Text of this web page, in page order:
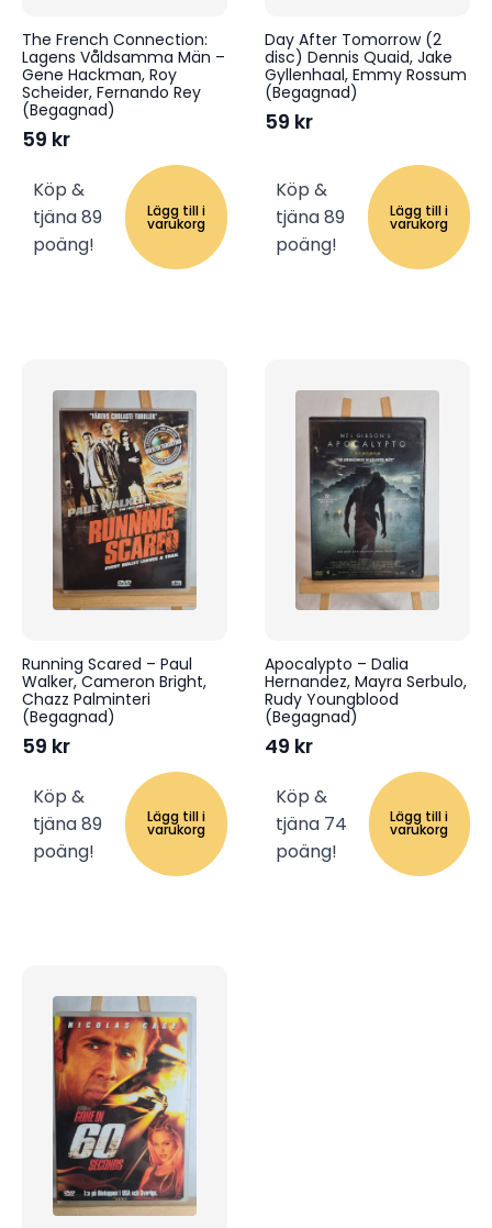
The French Connection:
Lagens Våldsamma Män –
Gene Hackman, Roy
Scheider, Fernando Rey
(Begagnad)
59 kr
Köp &
tjäna 89
poäng!
Lägg till i
varukorg
Day After Tomorrow (2
disc) Dennis Quaid, Jake
Gyllenhaal, Emmy Rossum
(Begagnad)
59 kr
Köp &
tjäna 89
poäng!
Lägg till i
varukorg
Running Scared – Paul
Walker, Cameron Bright,
Chazz Palminteri
(Begagnad)
59 kr
Köp &
tjäna 89
poäng!
Lägg till i
varukorg
Apocalypto – Dalia
Hernandez, Mayra Serbulo,
Rudy Youngblood
(Begagnad)
49 kr
Köp &
tjäna 74
poäng!
Lägg till i
varukorg